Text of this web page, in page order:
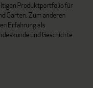
Produktportfolio für
Garten. Zum anderen
Erfahrung als
und Geschichte.